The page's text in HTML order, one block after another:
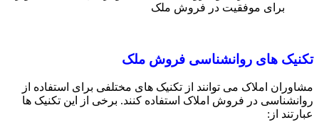
برای موفقیت در فروش ملک
تکنیک های روانشناسی فروش ملک
مشاوران املاک می توانند از تکنیک های مختلفی برای استفاده از
روانشناسی در فروش املاک استفاده کنند. برخی از این تکنیک ها
عبارتند از: